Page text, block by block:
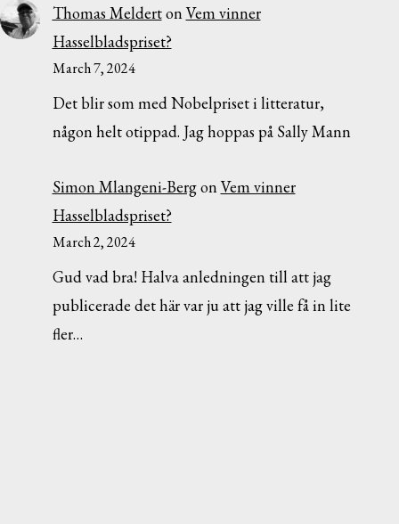
Thomas MeldertonVem vinner
Hasselbladspriset?
March 7, 2024
Det blir som med Nobelpriset i litteratur,
någon helt otippad. Jag hoppas på Sally Mann
Simon Mlangeni-BergonVem vinner
Hasselbladspriset?
March 2, 2024
Gud vad bra! Halva anledningen till att jag
publicerade det här var ju att jag ville få in lite
fler…